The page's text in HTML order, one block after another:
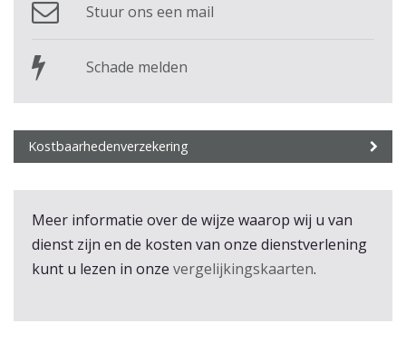
Stuur ons een mail
Schade melden
Kostbaarhedenverzekering
Meer informatie over de wijze waarop wij u van
dienst zijn en de kosten van onze dienstverlening
kunt u lezen in onze vergelijkingskaarten.